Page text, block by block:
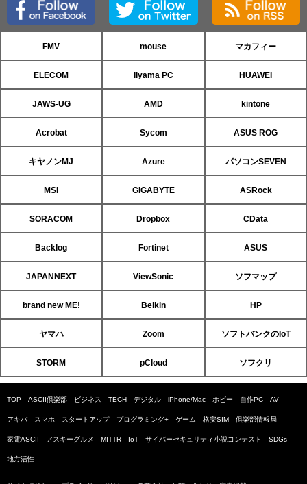
FMV mouse マカフィー
ELECOM iiyama PC HUAWEI
JAWS-UG AMD kintone
Acrobat Sycom ASUS ROG
キヤノンMJ Azure パソコンSEVEN
MSI GIGABYTE ASRock
SORACOM Dropbox CData
Backlog Fortinet ASUS
JAPANNEXT ViewSonic ソフマップ
brand new ME! Belkin HP
ヤマハ Zoom ソフトバンクのIoT
STORM pCloud ソフクリ
TOP ASCII倶楽部 ビジネス TECH デジタル iPhone/Mac ホビー 自作PC AV
アキバ スマホ スタートアップ プログラミング+ ゲーム 格安SIM 倶楽部情報局
家電ASCII アスキーグルメ MITTR IoT サイバーセキュリティ小説コンテスト SDGs
地方活性